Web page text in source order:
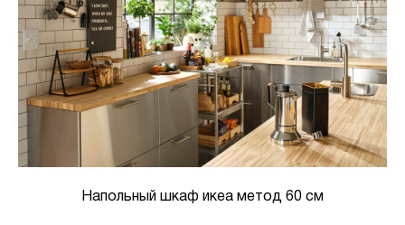
Напольный шкаф икеа метод 60 см